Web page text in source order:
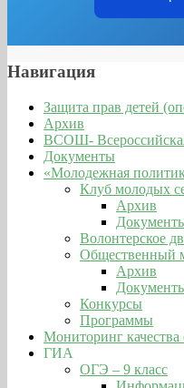
Навигация
Защита прав детей
Архив
ВСОШ-
Документы
«Молодежная
Клуб молодых
Архив
Волонтерское
Общественный
Архив
Конкурсы
Программы
Мониторинг качества
ГИА
ОГЭ – 9 класс